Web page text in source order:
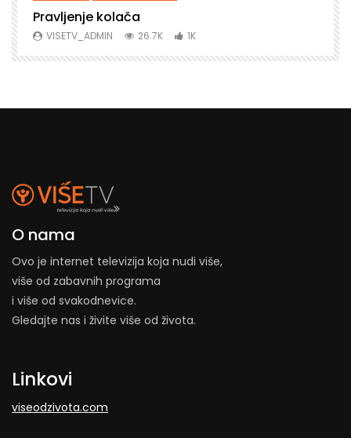
Pravljenje kolača
VISETV_ADMIN 26.7K 1K
O nama
Ovo je internet televizija koja nudi više,
više od zabavnih programa
i više od svakodnevice.
Gledajte nas i živite više od života.
Linkovi
viseodzivota.com